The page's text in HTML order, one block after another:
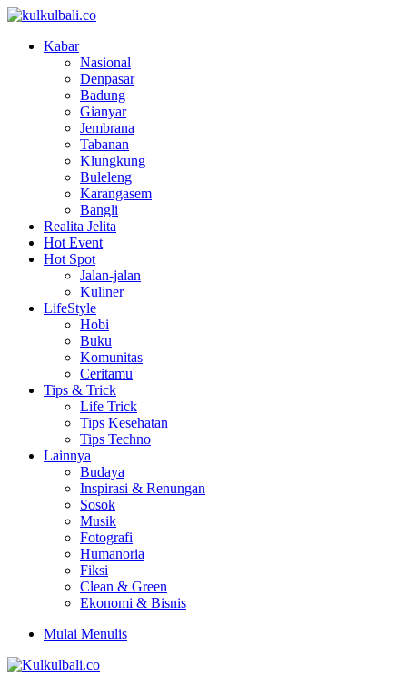
Kabar
Nasional
Denpasar
Badung
Gianyar
Jembrana
Tabanan
Klungkung
Buleleng
Karangasem
Bangli
Realita Jelita
Hot Event
Hot Spot
Jalan-jalan
Kuliner
LifeStyle
Hobi
Buku
Komunitas
Ceritamu
Tips & Trick
Life Trick
Tips Kesehatan
Tips Techno
Lainnya
Budaya
Inspirasi & Renungan
Sosok
Musik
Fotografi
Humanoria
Fiksi
Clean & Green
Ekonomi & Bisnis
Mulai Menulis